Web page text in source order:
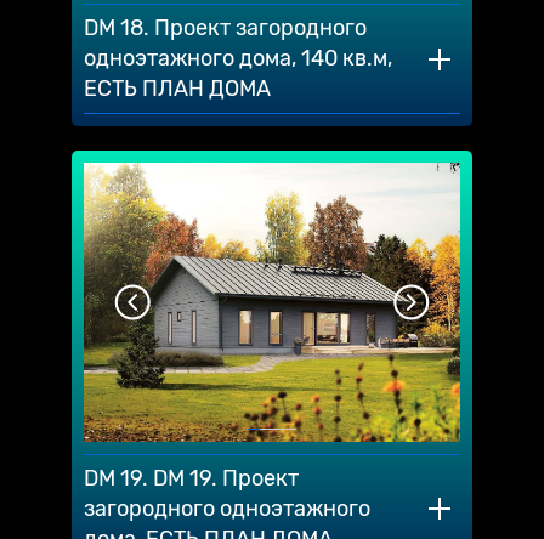
DM 18. Проект загородного
одноэтажного дома, 140 кв.м,
ЕСТЬ ПЛАН ДОМА
DM 19. DM 19. Проект
загородного одноэтажного